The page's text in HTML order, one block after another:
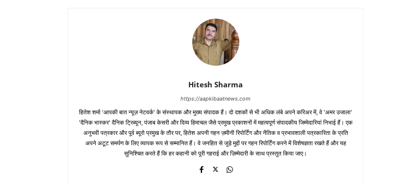
Hitesh Sharma
https://aapkibaatnews.com
हितेश शर्मा 'आपकी बात न्यूज़ नेटवर्क' के संस्थापक और मुख्य संपादक हैं। दो दशकों से भी अधिक लंबे अपने करिअर में, वे 'अमर उजाला'
'दैनिक भास्कर' दैनिक ट्रिब्यून, पंजाब केसरी और दिव्य हिमाचल जैसे प्रमुख प्रकाशनों में महत्वपूर्ण संपादकीय जिम्मेदारियां निभाई हैं। एक
अनुभवी पत्रकार और पूर्व ब्यूरो प्रमुख के तौर पर, हितेश अपनी गहन ज़मीनी रिपोर्टिंग और नैतिक व प्रभावशाली पत्रकारिता के प्रति
अपने अटूट समर्पण के लिए व्यापक रूप से सम्मानित हैं। वे जनहित से जुड़े मुद्दों पर गहन रिपोर्टिंग करने में विशेषज्ञता रखते हैं और यह
सुनिश्चित करते हैं कि हर कहानी को पूरी गहराई और ज़िम्मेदारी के साथ प्रस्तुत किया जाए।